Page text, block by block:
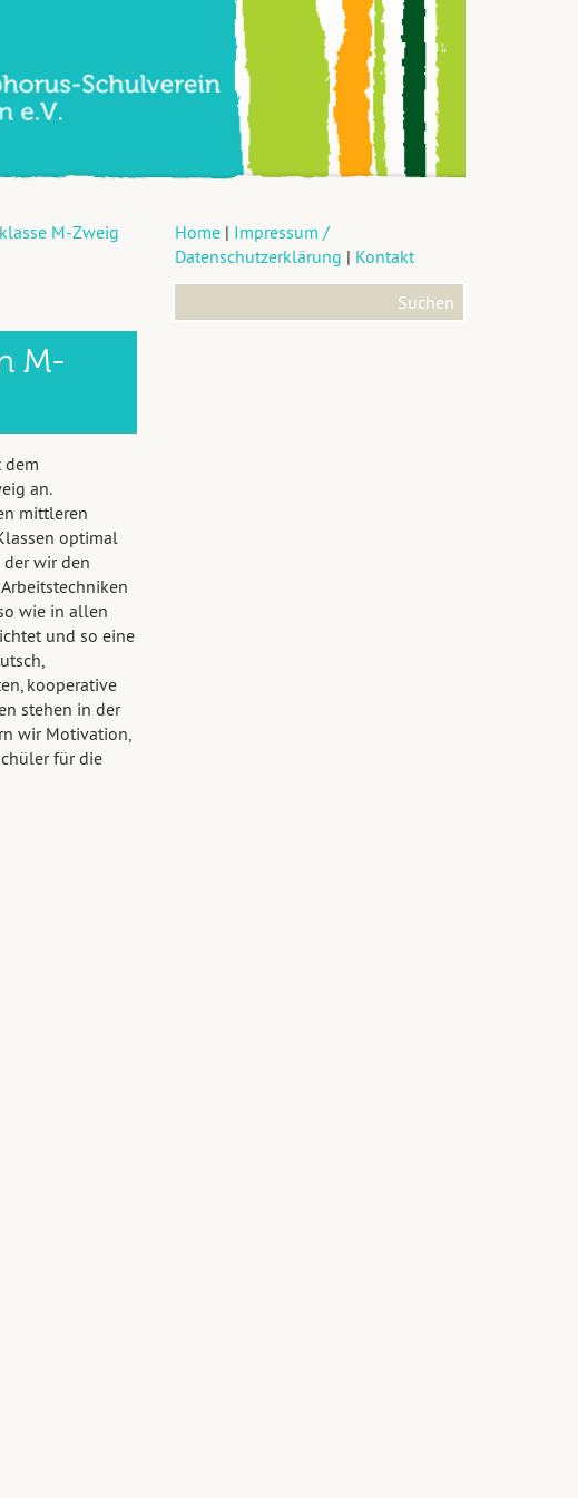
M-Zweig Home | Impressum /
Datenschutzerklärung | Kontakt
M-
dem
an.
mittleren
optimal
wir den
wie in allen
und so eine
kooperative
stehen in der
wir Motivation,
für die